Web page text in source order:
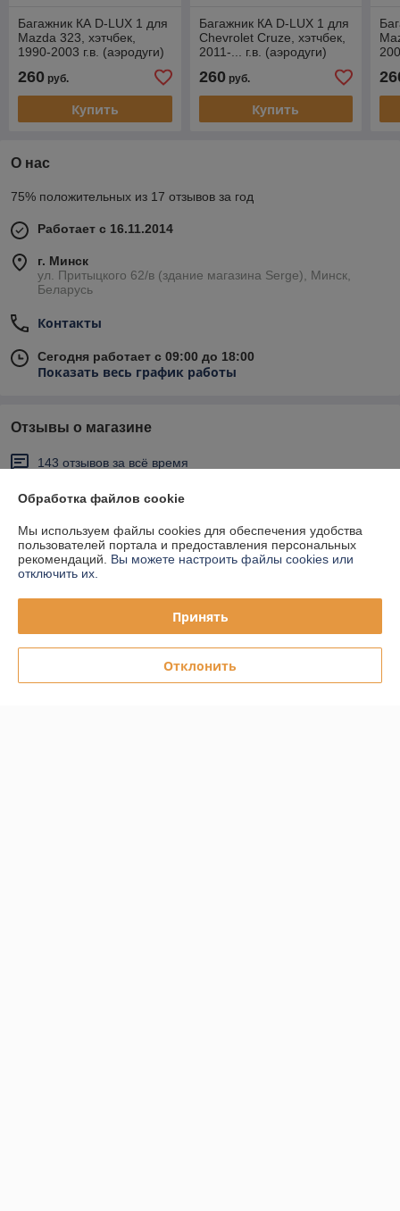
Багажник КА D-LUX 1 для
Mazda 323, хэтчбек,
1990-2003 г.в. (аэродуги)
260 руб.
Купить
Багажник КА D-LUX 1 для
Chevrolet Cruze, хэтчбек,
2011-... г.в. (аэродуги)
260руб.
Купить
О нас
75% положительных из 17 отзывов за год
Работает с 16.11.2014
г. Минск
ул. Притыцкого 62/в (здание магазина Serge), Минск,
Беларусь
Контакты
Сегодня работает с 09:00 до 18:00
Показать весь график работы
Отзывы о магазине
143 отзывов за всё время
Покупатель
Отлично
Привезли быстро. Качество ок.
Отлично
Качественный товар. Быстро доставили.
Обработка файлов cookie
Мы используем файлы cookies для обеспечения удобства
пользователей портала и предоставления персональных
рекомендаций. Вы можете настроить файлы cookies или
отключить их.
Принять
Отклонить